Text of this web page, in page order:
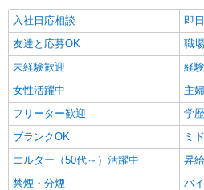
入社日応相談
即
友達と応募OK
職
未経験歓迎
経
女性活躍中
主
フリーター歓迎
学
ブランクOK
ミ
エルダー（50代～）活躍中
昇
禁煙・分煙
バ